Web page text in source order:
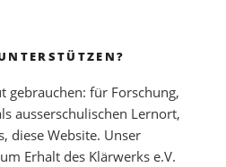
gebrauchen: für Forschung,
ausserschulischen Lernort,
diese Website. Unser
Erhalt des Klärwerks e.V.